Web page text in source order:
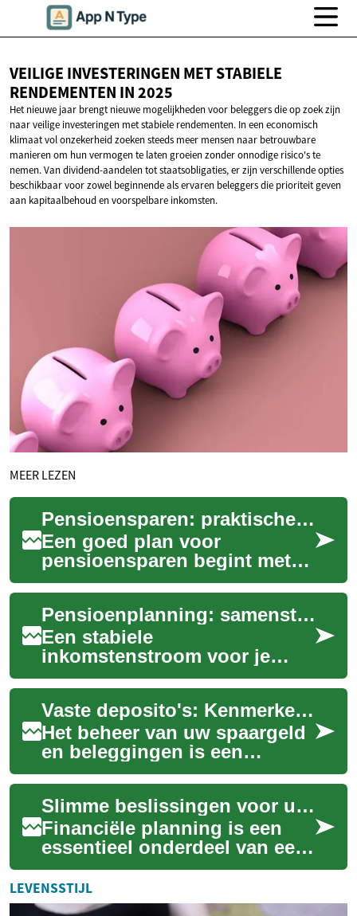
VEILIGE INVESTERINGEN MET STABIELE
RENDEMENTEN IN 2025
Het nieuwe jaar brengt nieuwe mogelijkheden voor beleggers die op zoek zijn
naar veilige investeringen met stabiele rendementen. In een economisch
klimaat vol onzekerheid zoeken steeds meer mensen naar betrouwbare
manieren om hun vermogen te laten groeien zonder onnodige risico's te
nemen. Van dividend-aandelen tot staatsobligaties, er zijn verschillende opties
beschikbaar voor zowel beginnende als ervaren beleggers die prioriteit geven
aan kapitaalbehoud en voorspelbare inkomsten.
MEER LEZEN
Pensioensparen: praktische stappen voor stabiele langetermijnopbouw
Een goed plan voor
pensioensparen begint met
inzicht in jouw huidige
situatie en realistische doelen
voor later. Of j...
Pensioenplanning: samenstellen van een stabiele inkomstenstroom
Een stabiele
inkomstenstroom voor je
pensioen vraagt om een plan
dat rekening houdt met
risico, spreiding en fiscale ...Vaste deposito's: Kenmerken van een stabiele belegging
Het beheer van uw spaargeld
en beleggingen is een
essentieel onderdeel van
financiële planning. In een
wereld waar ec...
Slimme beslissingen voor uw geld
Financiële planning is een
essentieel onderdeel van een
stabiele en welvarende
toekomst. Het stelt individuen
in staa...
LEVENSSTIJL